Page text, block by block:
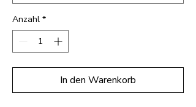
Anzahl *
In den Warenkorb